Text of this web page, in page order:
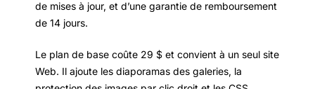
de mises à jour, et d’une garantie de remboursement
de 14 jours.
Le plan de base coûte 29 $ et convient à un seul site
Web. Il ajoute les diaporamas des galeries, la